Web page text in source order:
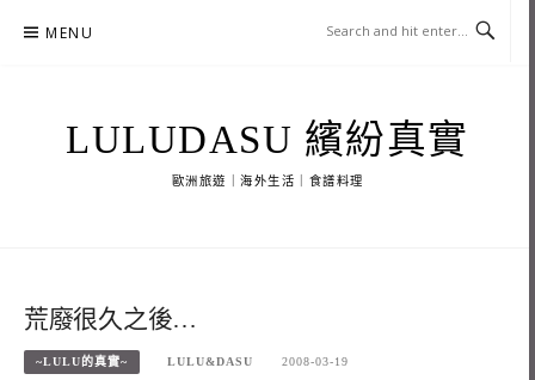
MENU
LULUDASU 繽紛真實
歐洲旅遊｜海外生活｜食譜料理
荒廢很久之後…
~LULU的真實~ LULU&DASU 2008-03-19